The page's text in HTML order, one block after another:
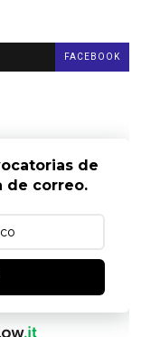
FACEBOOK
de
de correo.